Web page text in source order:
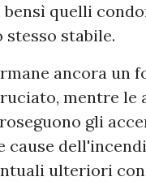
bensì quelli
stabile.
ancora un
mentre le
gli
cause
ulteriori